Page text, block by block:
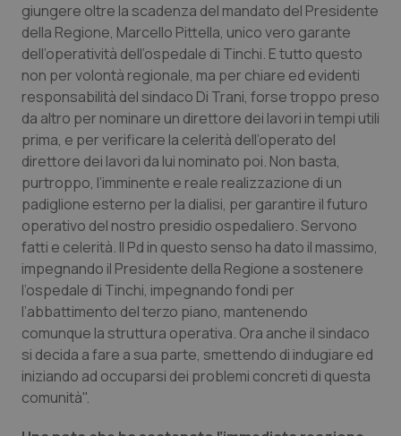
Sangue & coagulazione
Tiroide
Tumore al seno
Tumore ovarico
Tumori del Polmone & Testa Collo
Tumori gastrointestinali
Ulcera & Reflusso
Vaccini
giungere oltre la scadenza del mandato del Presidente
della Regione, Marcello Pittella, unico vero garante
dell’operatività dell’ospedale di Tinchi. E tutto questo
non per volontà regionale, ma per chiare ed evidenti
responsabilità del sindaco Di Trani, forse troppo preso
da altro per nominare un direttore dei lavori in tempi utili
prima, e per verificare la celerità dell’operato del
direttore dei lavori da lui nominato poi. Non basta,
purtroppo, l’imminente e reale realizzazione di un
padiglione esterno per la dialisi, per garantire il futuro
operativo del nostro presidio ospedaliero. Servono
fatti e celerità. Il Pd in questo senso ha dato il massimo,
impegnando il Presidente della Regione a sostenere
l’ospedale di Tinchi, impegnando fondi per
l’abbattimento del terzo piano, mantenendo
comunque la struttura operativa. Ora anche il sindaco
si decida a fare a sua parte, smettendo di indugiare ed
iniziando ad occuparsi dei problemi concreti di questa
comunità".